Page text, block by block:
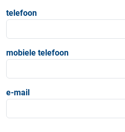
telefoon
mobiele telefoon
e-mail